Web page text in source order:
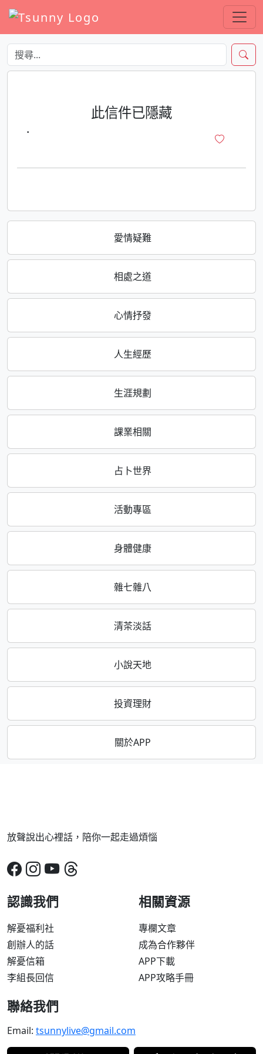
愛情疑難
相處之道
心情抒發
人生經歷
生涯規劃
課業相關
占卜世界
活動專區
身體健康
雜七雜八
清茶淡話
小說天地
投資理財
關於APP
此信件已隱藏
·
放聲說出心裡話，陪你一起走過煩惱
認識我們
解憂福利社
創辦人的話
解憂信箱
李組長回信
相關資源
專欄文章
成為合作夥伴
APP下載
APP攻略手冊
聯絡我們
Email: tsunnylive@gmail.com